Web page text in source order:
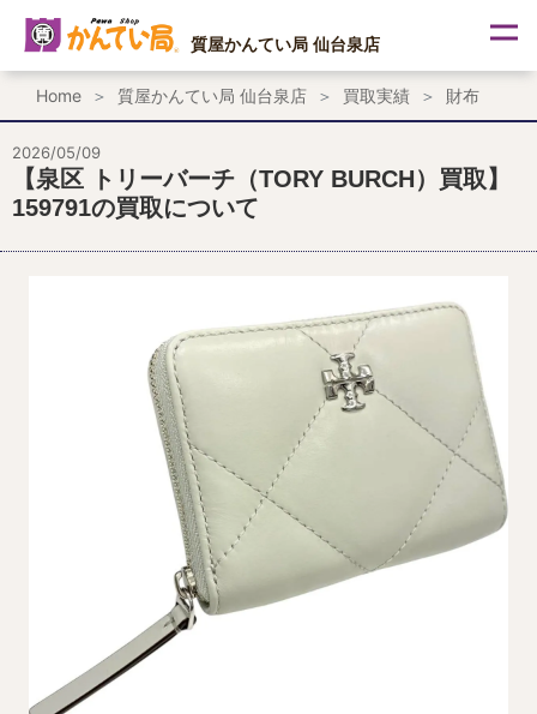
ス
ッ
プ
質屋かんてい局 仙台泉店
Home 質屋かんてい局 仙台泉店 買取実績 財布
2026/05/09
【泉区 トリーバーチ（TORY BURCH）買取】
159791の買取について